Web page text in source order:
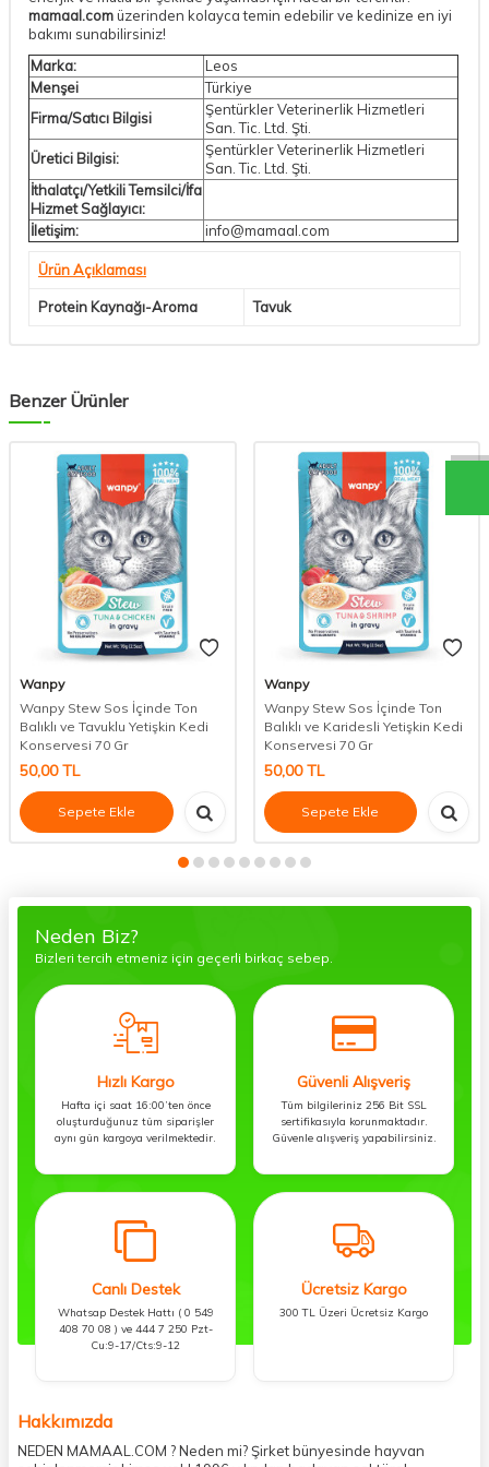
mamaal.comüzerinden kolayca temin edebilir ve kedinize en iyi
bakımı sunabilirsiniz!
Marka:
Leos
Menşei
Türkiye
Firma/Satıcı Bilgisi
Şentürkler Veterinerlik Hizmetleri
San. Tic. Ltd. Şti.
Üretici Bilgisi:
Şentürkler Veterinerlik Hizmetleri
San. Tic. Ltd. Şti.
İthalatçı/Yetkili Temsilci/İfa
Hizmet Sağlayıcı:
İletişim:
info@mamaal.com
Ürün Açıklaması
Protein Kaynağı-Aroma Tavuk
Benzer Ürünler
Wanpy
Wanpy Stew Sos İçinde Ton
Balıklı ve Tavuklu Yetişkin Kedi
Konservesi 70 Gr
50,00TL
Sepete Ekle
Wanpy
Wanpy Stew Sos İçinde Ton
Balıklı ve Karidesli Yetişkin Kedi
Konservesi 70 Gr
50,00TL
Sepete Ekle
Neden Biz?
Bizleri tercih etmeniz için geçerli birkaç sebep.
Hızlı Kargo
Hafta içi saat 16:00’ten önce
oluşturduğunuz tüm siparişler
aynı gün kargoya verilmektedir.
Güvenli Alışveriş
Tüm bilgileriniz 256 Bit SSL
sertifikasıyla korunmaktadır.
Güvenle alışveriş yapabilirsiniz.
Canlı Destek
Whatsap Destek Hattı ( 0 549
408 70 08 ) ve 444 7 250 Pzt-
Cu:9-17/Cts:9-12
Ücretsiz Kargo
300 TL Üzeri Ücretsiz Kargo
Hakkımızda
NEDEN MAMAAL.COM ? Neden mi? Şirket bünyesinde hayvan